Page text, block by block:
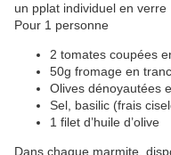
un pplat individuel en verre
Pour 1 personne
2 tomates coupées
50g fromage en
Olives dénoyautées
Sel, basilic (frais
1 filet d’huile d’olive
Dans chaque marmite,